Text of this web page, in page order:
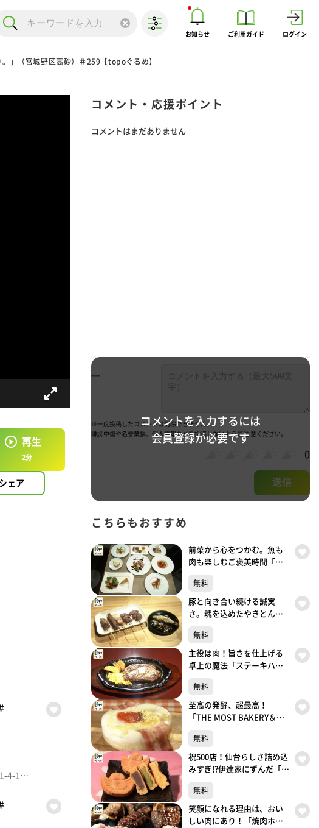
お知らせ ご利用ガイド ログイン
」（宮城野区高砂）＃259【topoぐるめ】
再生
2分
シェア
☆topo定額見放題会員限定特典：全品50円引き■喫茶マンボ【住所】宮城県気仙沼市南町1-4-1【電話番号】0226-23-0503【営業時間】昼11:00~14:00 夜17:00~21:00【定休日】月曜♪時代遅れのＲＯＣＫ’Ｎ’ＲＯＬＬ ＢＡＮＤ 桑田佳祐※特典をご利用の際は、topoにログインをしてトップ画面をご注文の前にお店の方にお見せください。（トップ画面上部、ユーザ名と一緒に表示されている「定額見放題会員」を提示）※紹介した店舗情報は変更している場合があります。※紹介した商品は取り扱いが終了している場合があります。番組HP（https://www.khb-tv.co.jp/topogurume/）
コメント・応援ポイント
コメントはまだありません
コメントを入力するには
会員登録が必要です
---
※一度投稿したコメントは削除できません。
誹謗中傷や名誉棄損、個人情報などを投稿しないようご注 意ください。
0
送信
こちらもおすすめ
前菜から心をつかむ。魚も
肉も楽しむご褒美時間「リ
区本町）#504【topoぐる
め】
無料
豚と向き合い続ける誠実
さ。魂を込めたやきとん一
葉区国分町）#503【topoぐ
るめ】
無料
主役は肉！旨さを仕上げる
卓上の魔法「ステーキハウ
二日町）#502【topoぐる
め】
無料
至高の発酵、超最高！
「THE MOST BAKERY＆
野区榴岡）#501【topoぐる
め】
無料
祝500店！仙台らしさ詰め込
みすぎ!?伊達家にずんだ「ち
内）#500【topoぐるめ】
無料
笑顔になれる理由は、おい
しい肉にあり！「焼肉ホル